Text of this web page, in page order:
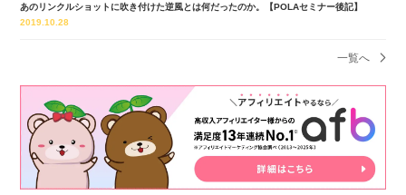
あのリンクルショットに吹き付けた逆風とは何だったのか。【POLAセミナー後記】
2019.10.28
一覧へ